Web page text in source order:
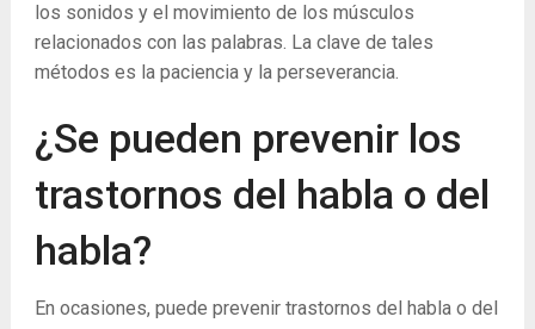
los sonidos y el movimiento de los músculos
relacionados con las palabras. La clave de tales
métodos es la paciencia y la perseverancia.
¿Se pueden prevenir los
trastornos del habla o del
habla?
En ocasiones, puede prevenir trastornos del habla o del